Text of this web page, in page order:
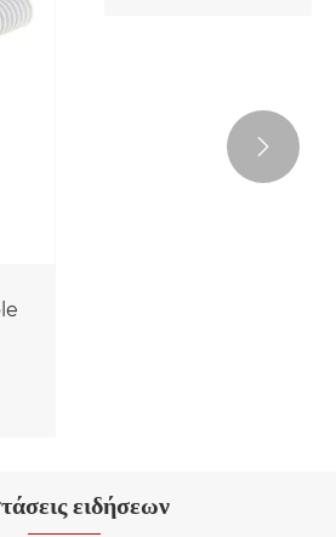
υψηλής τάσης εξωτερικού

ειδήσεων